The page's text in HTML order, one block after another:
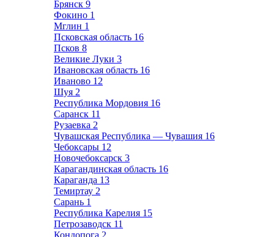
Брянск 9
Фокино 1
Мглин 1
Псковская область 16
Псков 8
Великие Луки 3
Ивановская область 16
Иваново 12
Шуя 2
Республика Мордовия 16
Саранск 11
Рузаевка 2
Чувашская Республика — Чувашия 16
Чебоксары 12
Новочебоксарск 3
Карагандинская область 16
Караганда 13
Темиртау 2
Сарань 1
Республика Карелия 15
Петрозаводск 11
Кондопога 2